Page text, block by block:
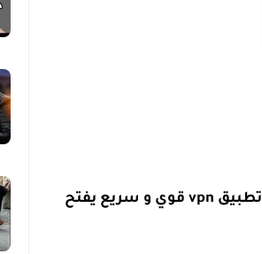
تطبيق vpn قوي و سريع يفتح